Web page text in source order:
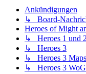
Ankündigungen
↳ Board-
Heroes of Might
↳ Heroes 1 und 2
↳ Heroes 3
↳ Heroes 3 Maps
↳ Heroes 3 WoG